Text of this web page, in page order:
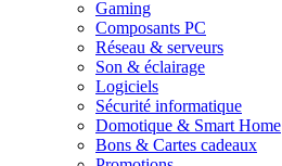
Gaming
Composants PC
Réseau & serveurs
Son & éclairage
Logiciels
Sécurité informatique
Domotique & Smart Home
Bons & Cartes cadeaux